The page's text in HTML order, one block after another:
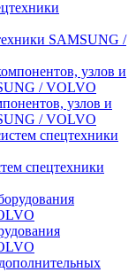
SAMSUNG /
узлов и
/ VOLVO
спецтехники